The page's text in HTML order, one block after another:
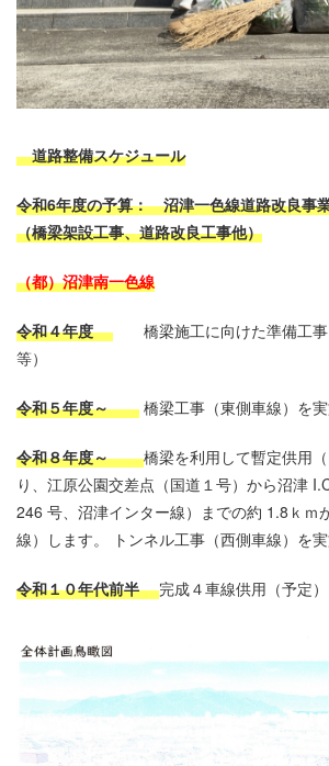
道路整備スケジュール
令和6年度の予算： 沼津一色線道路改良事
（橋梁架設工事、道路改良工事他）
（都）沼津南一色線
令和４年度 橋梁施工に向けた準備工事
等）
令和５年度～ 橋梁工事（東側車線）を
令和８年度～橋梁を利用して暫定供用
り、江原公園交差点（国道１号）から沼津
246 号、沼津インター線）までの約 1.8ｋｍ
線）します。 トンネル工事（西側車線）を
令和１０年代前半完成４車線供用（予定）